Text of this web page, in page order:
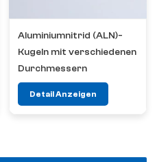
Aluminiumnitrid (ALN)-
Kugeln mit verschiedenen
Durchmessern
Detail Anzeigen